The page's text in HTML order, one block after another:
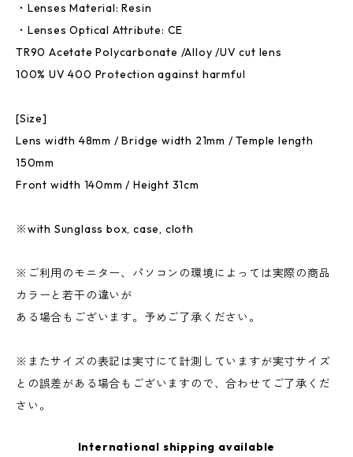
・Lenses Material: Resin
・Lenses Optical Attribute: CE
TR90 Acetate Polycarbonate /Alloy /UV cut lens
100% UV 400 Protection against harmful
[Size]
Lens width 48mm / Bridge width 21mm / Temple length
150mm
Front width 140mm / Height 31cm
※with Sunglass box, case, cloth
※ご利用のモニター、パソコンの環境によっては実際の商品
カラーと若干の違いが
ある場合もございます。予めご了承ください。
※またサイズの表記は実寸にて計測していますが実寸サイズ
との誤差がある場合もございますので、合わせてご了承くだ
さい。
International shipping available